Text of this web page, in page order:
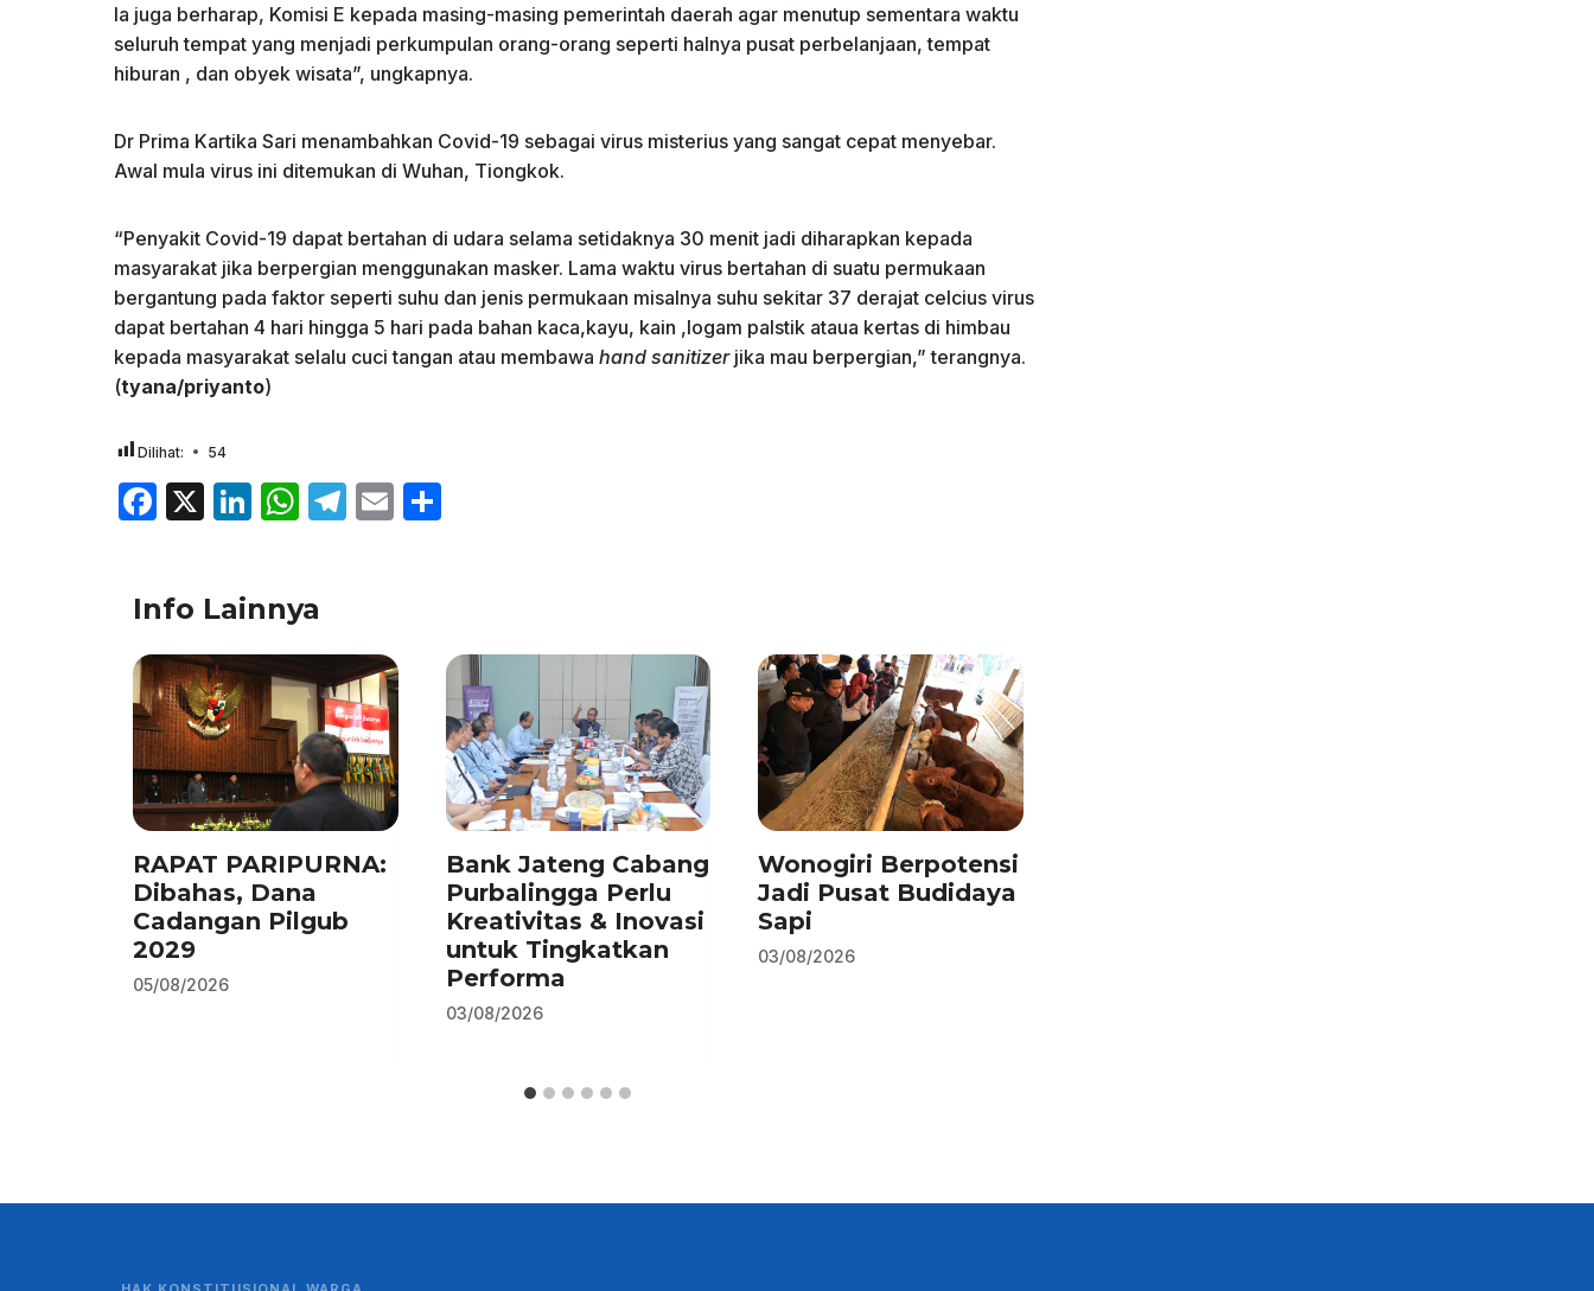
Ia juga berharap, Komisi E kepada masing-masing pemerintah daerah agar menutup sementara waktu
seluruh tempat yang menjadi perkumpulan orang-orang seperti halnya pusat perbelanjaan, tempat
hiburan , dan obyek wisata”, ungkapnya.
Dr Prima Kartika Sari menambahkan Covid-19 sebagai virus misterius yang sangat cepat menyebar.
Awal mula virus ini ditemukan di Wuhan, Tiongkok.
“Penyakit Covid-19 dapat bertahan di udara selama setidaknya 30 menit jadi diharapkan kepada
masyarakat jika berpergian menggunakan masker. Lama waktu virus bertahan di suatu permukaan
bergantung pada faktor seperti suhu dan jenis permukaan misalnya suhu sekitar 37 derajat celcius virus
dapat bertahan 4 hari hingga 5 hari pada bahan kaca,kayu, kain ,logam palstik ataua kertas di himbau
kepada masyarakat selalu cuci tangan atau membawa hand sanitizerjika mau berpergian,” terangnya.
(tyana/priyanto)
Dilihat: 54
F
e
b
o
o
k
X
Li
e
dI
n
W
s
A
p
p
T
a
m
E
Info Lainnya
RAPAT PARIPURNA:
Dibahas, Dana
Cadangan Pilgub
2029
05/08/2026
Bank Jateng Cabang
Purbalingga Perlu
Kreativitas & Inovasi
untuk Tingkatkan
Performa
03/08/2026
Wonogiri Berpotensi
Jadi Pusat Budidaya
Sapi
03/08/2026